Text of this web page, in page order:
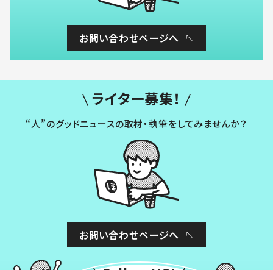
お問い合わせページへ
ライター募集！
“人”のグッドニュースの取材・執筆をしてみませんか？
お問い合わせページへ